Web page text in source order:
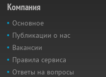
Компания
Основное
Публикации о нас
Вакансии
Правила сервиса
Ответы на вопросы